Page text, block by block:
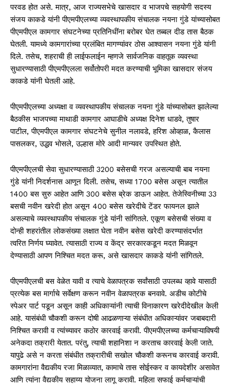
परवड होत असे. मात्र, आज राज्यसभेचे खासदार व भाजपचे सहयोगी सदस्य
संजय काकडे यांनी पीएमपीएलच्या व्यवस्थापकीय संचालक नयना गुंडे यांच्यासोबत
पीएमपीएल कामगार संघटनेच्या प्रतिनिधींना बरोबर घेत तब्बल दीड तास बैठक
घेतली. यामध्ये कामगारांच्या प्रलंबित मागण्यांवर ठोस आश्वासन नयना गुंडे यांनी
दिले. तसेच, शहराची ही लाईफलाईन म्हणजे सार्वजनिक वाहतूक व्यवस्था
सुधारण्यासाठी पीएमपीएलला सर्वोतोपरी मदत करण्याची भूमिका खासदार संजय
काकडे यांनी घेतली आहे.
पीएमपीएलच्या अध्यक्षा व व्यवस्थापकीय संचालक नयना गुंडे यांच्यासोबत झालेल्या
बैठकीस भाजपच्या माथाडी कामगार आघाडीचे अध्यक्ष दिनेश धाडवे, तुषार
पाटील, पीएमपीएल कामगार संघटनेचे सुनील नलावडे, हरिश ओव्हाळ, कैलास
पासलकर, उद्धव भोसले, उल्हास मोरे आदी मान्यवर उपस्थित होते.
पीएमपीएलची सेवा सुधारण्यासाठी 3200 बसेसची गरज असल्याची बाब नयना
गुंडे यांनी निदर्शनास आणून दिली. तसेच, सध्या 1700 बसेस असून त्यातील
1400 बस सुरु आहेत आणि 300 बसेस ब्रेक डाऊन आहेत. तेजेस्विनीच्या 33
बसची नवीन खरेदी होत असून 400 बसेस खरेदीचे टेंडर फायनल झाले
असल्याचे व्यवस्थापकीय संचालक गुंडे यांनी सांगितले. एकूण बसेसची संख्या व
दोन्ही शहरांतील लोकसंख्या लक्षात घेता नवीन बसेस खरेदी करण्यासंदर्भात
त्वरित निर्णय घ्यावेत. त्यासाठी राज्य व केंद्र सरकारकडून मदत मिळवून
देण्यासाठी आपण निश्चित मदत करू, असे खासदार काकडे यांनी सांगितले.
पीएमपीएलची बस वेळेत यावी व त्याचे वेळापत्रक सर्वांसाठी उपलब्ध व्हावे यासाठी
प्रत्येक बस मार्गाचे सर्वेक्षण करून नवीन वेळापत्रक बनवावे. अडीच कोटीचे
स्पेअर पार्ट पडून असून काही अधिकाऱ्यांनी त्याची विनाकारण खरेदीदेखील केली
आहे. यासंबंधी चौकशी करून दोषी आढळणाऱ्या संबंधीत अधिकाऱ्यांवर जबाबदारी
निश्चित करावी व त्यांच्यावर कठोर कारवाई करावी. पीएमपीएलच्या कर्मचाऱ्याविषयी
अनेकदा तक्रारी येतात. परंतु, त्याची शहानिशा न करताच कारवाई केली जाते.
यापुढे असे न करता संबंधीत तक्रारीची सखोल चौकशी करूनच कारवाई करावी.
कामगारांना वैद्यकीय रजा मिळाव्यात, कामाचे तास सोईस्कर व कायदेशीर असावेत
आणि त्यांना वैद्यकीय सहाय्य योजना लागू करावी. महिला सफाई कर्मचाऱ्यांची